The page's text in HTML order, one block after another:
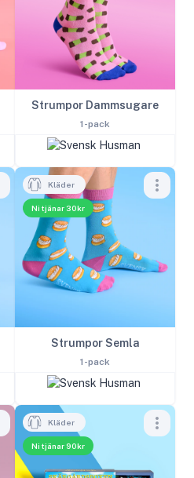
Strumpor Dammsugare
1-pack
Ni tjänar 30kr
Kläder
Strumpor Semla
1-pack
Ni tjänar 90kr
Kläder